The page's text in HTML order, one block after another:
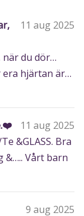
11 aug 2025
när du dör…
era hjärtan är…
11 aug 2025
&GLASS. Bra
&….. Vårt barn
9 aug 2025